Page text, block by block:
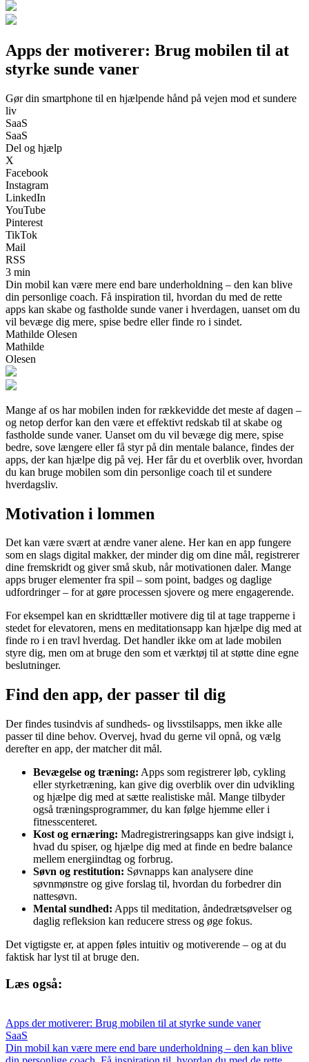
Apps der motiverer: Brug mobilen til at
styrke sunde vaner
Gør din smartphone til en hjælpende hånd på vejen mod et sundere
liv
SaaS
SaaS
Del og hjælp
X
Facebook
Instagram
LinkedIn
YouTube
Pinterest
TikTok
Mail
RSS
3 min
Din mobil kan være mere end bare underholdning – den kan blive
din personlige coach. Få inspiration til, hvordan du med de rette
apps kan skabe og fastholde sunde vaner i hverdagen, uanset om du
vil bevæge dig mere, spise bedre eller finde ro i sindet.
Mathilde Olesen
Mathilde
Olesen
Mange af os har mobilen inden for rækkevidde det meste af dagen –
og netop derfor kan den være et effektivt redskab til at skabe og
fastholde sunde vaner. Uanset om du vil bevæge dig mere, spise
bedre, sove længere eller få styr på din mentale balance, findes der
apps, der kan hjælpe dig på vej. Her får du et overblik over, hvordan
du kan bruge mobilen som din personlige coach til et sundere
hverdagsliv.
Motivation i lommen
Det kan være svært at ændre vaner alene. Her kan en app fungere
som en slags digital makker, der minder dig om dine mål, registrerer
dine fremskridt og giver små skub, når motivationen daler. Mange
apps bruger elementer fra spil – som point, badges og daglige
udfordringer – for at gøre processen sjovere og mere engagerende.
For eksempel kan en skridttæller motivere dig til at tage trapperne i
stedet for elevatoren, mens en meditationsapp kan hjælpe dig med at
finde ro i en travl hverdag. Det handler ikke om at lade mobilen
styre dig, men om at bruge den som et værktøj til at støtte dine egne
beslutninger.
Find den app, der passer til dig
Der findes tusindvis af sundheds- og livsstilsapps, men ikke alle
passer til dine behov. Overvej, hvad du gerne vil opnå, og vælg
derefter en app, der matcher dit mål.
Bevægelse og træning: Apps som registrerer løb, cykling
eller styrketræning, kan give dig overblik over din udvikling
og hjælpe dig med at sætte realistiske mål. Mange tilbyder
også træningsprogrammer, du kan følge hjemme eller i
fitnesscenteret.
Kost og ernæring: Madregistreringsapps kan give indsigt i,
hvad du spiser, og hjælpe dig med at finde en bedre balance
mellem energiindtag og forbrug.
Søvn og restitution: Søvnapps kan analysere dine
søvnmønstre og give forslag til, hvordan du forbedrer din
nattesøvn.
Mental sundhed: Apps til meditation, åndedrætsøvelser og
daglig refleksion kan reducere stress og øge fokus.
Det vigtigste er, at appen føles intuitiv og motiverende – og at du
faktisk har lyst til at bruge den.
Læs også:
Apps der motiverer: Brug mobilen til at styrke sunde vaner
SaaS
Din mobil kan være mere end bare underholdning – den kan blive